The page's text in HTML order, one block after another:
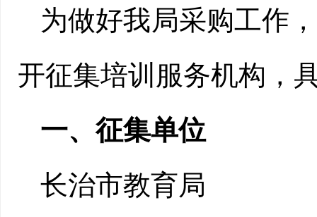
为做好我局采购工作
开征集培训服务机构，
一、征集单位
长治市教育局